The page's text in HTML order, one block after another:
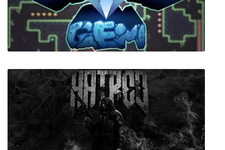
Hello Neighbor: Hide and Seek
Cursed Gem